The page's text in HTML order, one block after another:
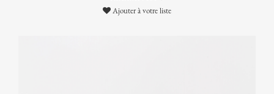
Ajouter à votre liste